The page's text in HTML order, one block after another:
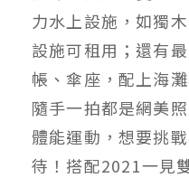
力水上設施，如獨
設施可租用；還有
帳、傘座，配上海
隨手一拍都是網美
體能運動，想要挑
待！搭配2021一見